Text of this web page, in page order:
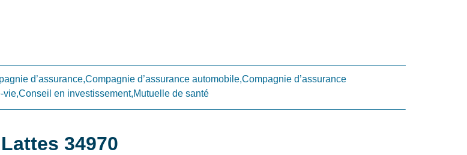
d’assurance,Compagnie d’assurance automobile,Compagnie d’assurance
vie,Conseil en investissement,Mutuelle de santé
34970